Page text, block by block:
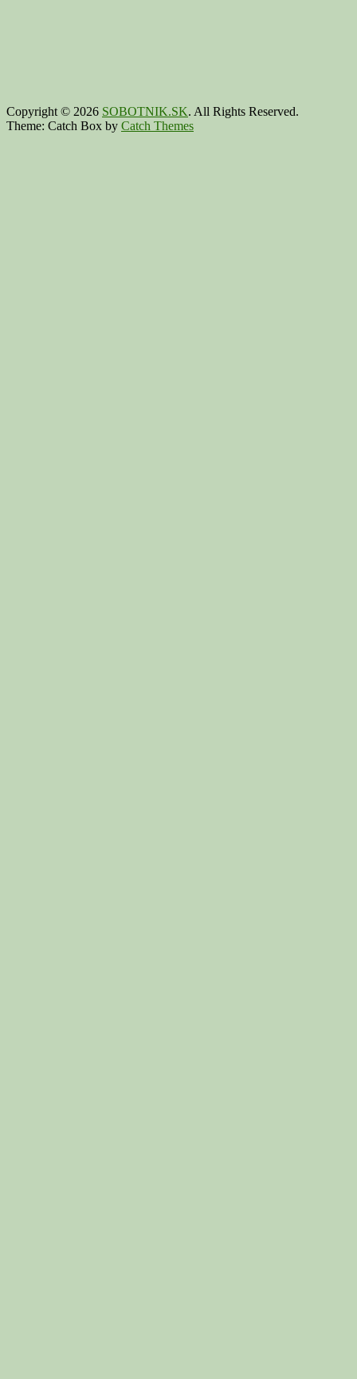
Copyright © 2026 SOBOTNIK.SK. All Rights Reserved.
Theme: Catch Box by Catch Themes